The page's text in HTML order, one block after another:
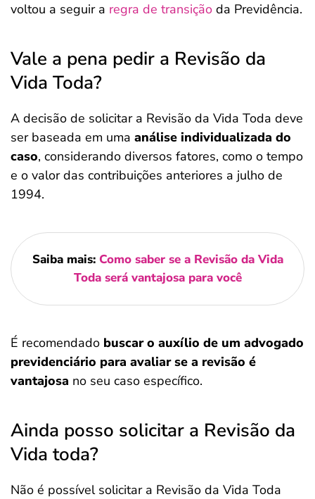
voltou a seguir a regra de transição da Previdência.
Vale a pena pedir a Revisão da
Vida Toda?
A decisão de solicitar a Revisão da Vida Toda deve
ser baseada em uma análise individualizada do
caso, considerando diversos fatores, como o tempo
e o valor das contribuições anteriores a julho de
1994.
Saiba mais: Como saber se a Revisão da Vida
Toda será vantajosa para você
É recomendado buscar o auxílio de um advogado
previdenciário para avaliar se a revisão é
vantajosa no seu caso específico.
Ainda posso solicitar a Revisão da
Vida toda?
Não é possível solicitar a Revisão da Vida Toda